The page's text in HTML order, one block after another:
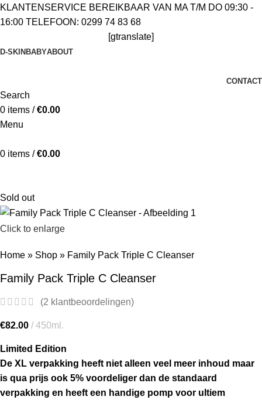
KLANTENSERVICE BEREIKBAAR VAN MA T/M DO 09:30 -
16:00 TELEFOON: 0299 74 83 68
[gtranslate]
D-SKIN BABYABOUT
CONTACT
Search
0 items / €0.00
Menu
0 items / €0.00
Sold out
Click to enlarge
Home » Shop » Family Pack Triple C Cleanser
Family Pack Triple C Cleanser
(2 klantbeoordelingen)
€82.00 450ml.
Limited Edition
De XL verpakking heeft niet alleen veel meer inhoud maar
is qua prijs ook 5% voordeliger dan de standaard
verpakking en heeft een handige pomp voor ultiem